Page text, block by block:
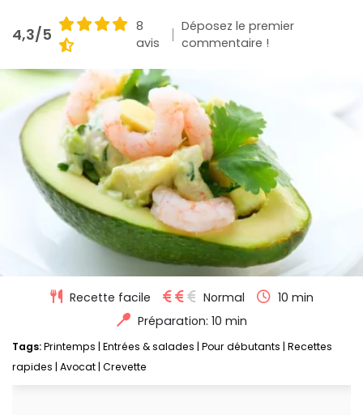
4,3/5
8
avis
Déposez le premier
commentaire !
Recette facile Normal
10 min
Préparation: 10 min
Tags:Printemps Entrées & salades Pour débutants Recettes
rapides Avocat Crevette